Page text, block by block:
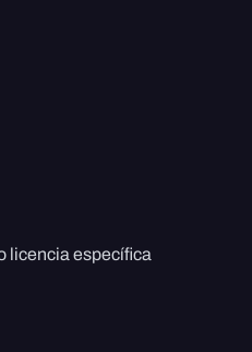
licencia específica